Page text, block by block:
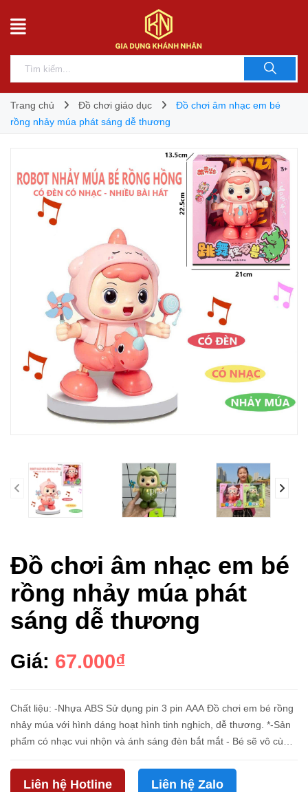
Trang chủ Đồ chơi giáo dục
Đồ chơi âm nhạc em bé
rồng nhảy múa phát sáng dễ thương
prev
Đồ chơi âm nhạc em bé
rồng nhảy múa phát
sáng dễ thương
Giá: 67.000₫
Chất liệu: -Nhựa ABS Sử dụng pin 3 pin AAA Đồ chơi em bé rồng
nhảy múa với hình dáng hoạt hình tinh nghịch, dễ thương. *-Sản
phẩm có nhạc vui nhộn và ánh sáng đèn bắt mắt - Bé sẽ vô cùng
Liên hệ Hotline Liên hệ Zalo